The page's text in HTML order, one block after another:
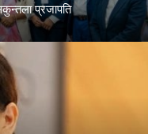
प्रजापति